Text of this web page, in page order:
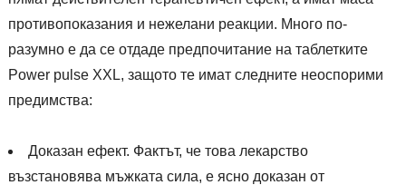
противопоказания и нежелани реакции. Много по-
разумно е да се отдаде предпочитание на таблетките
Power pulse XXL, защото те имат следните неоспорими
предимства:
Доказан ефект. Фактът, че това лекарство
възстановява мъжката сила, е ясно доказан от